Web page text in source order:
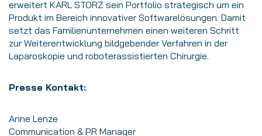
erweitert KARL STORZ sein Portfolio strategisch um ein
Produkt im Bereich innovativer Softwarelösungen. Damit
setzt das Familienunternehmen einen weiteren Schritt
zur Weiterentwicklung bildgebender Verfahren in der
Laparoskopie und roboterassistierten Chirurgie.
Presse Kontakt:
Anne Lenze
Communication & PR Manager